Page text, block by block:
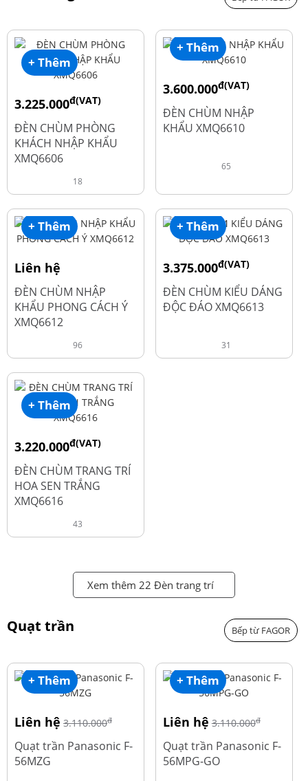
+ Thêm
3.225.000đ(VAT)
4.300.000
ĐÈN CHÙM PHÒNG
KHÁCH NHẬP KHẨU
XMQ6606
18
+ Thêm
3.600.000đ(VAT)
4.800.000
ĐÈN CHÙM NHẬP
KHẨU XMQ6610
65
+ Thêm
Liên hệ
ĐÈN CHÙM NHẬP
KHẨU PHONG CÁCH Ý
XMQ6612
96
+ Thêm
3.375.000đ(VAT)
4.500.000
ĐÈN CHÙM KIỂU DÁNG
ĐỘC ĐÁO XMQ6613
31
+ Thêm
3.220.000đ(VAT)
4.600.000
ĐÈN CHÙM TRANG TRÍ
HOA SEN TRẮNG
XMQ6616
43
Xem thêm 22 Đèn trang trí
Quạt trần Bếp từ FAGOR
+ Thêm
Liên hệ 3.110.000đ
Quạt trần Panasonic F-
56MZG
+ Thêm
Liên hệ 3.110.000đ
Quạt trần Panasonic F-
56MPG-GO